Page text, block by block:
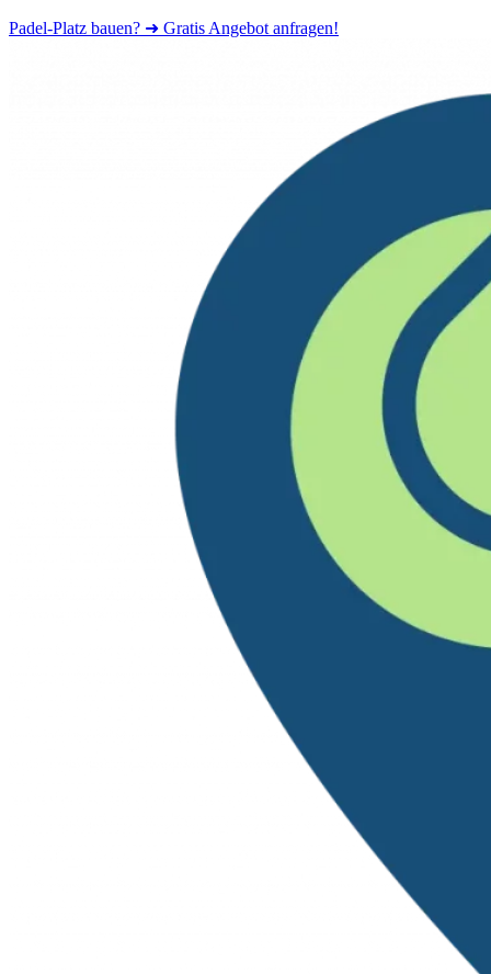
Padel-Platz bauen? ➜ Gratis Angebot anfragen!